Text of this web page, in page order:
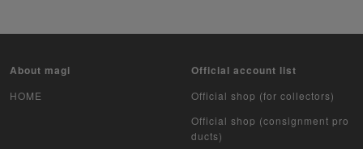
Pokemon Card Unopend Pack
Yu-Gi-Oh Unopened pack
About magi
HOME
Official account list
Official shop (for collectors)
Official shop (consignment pro
ducts)